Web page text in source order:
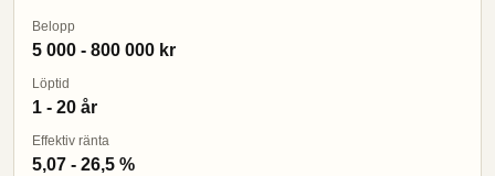
Belopp
5 000 - 800 000 kr
Löptid
1 - 20 år
Effektiv ränta
5,07 - 26,5 %